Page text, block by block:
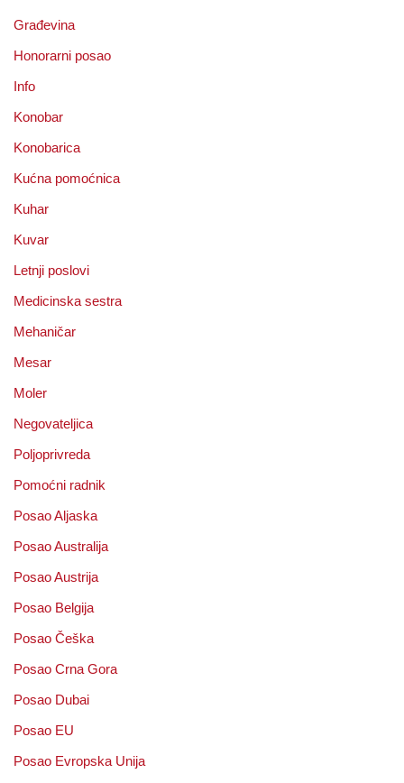
Građevina
Honorarni posao
Info
Konobar
Konobarica
Kućna pomoćnica
Kuhar
Kuvar
Letnji poslovi
Medicinska sestra
Mehaničar
Mesar
Moler
Negovateljica
Poljoprivreda
Pomoćni radnik
Posao Aljaska
Posao Australija
Posao Austrija
Posao Belgija
Posao Češka
Posao Crna Gora
Posao Dubai
Posao EU
Posao Evropska Unija